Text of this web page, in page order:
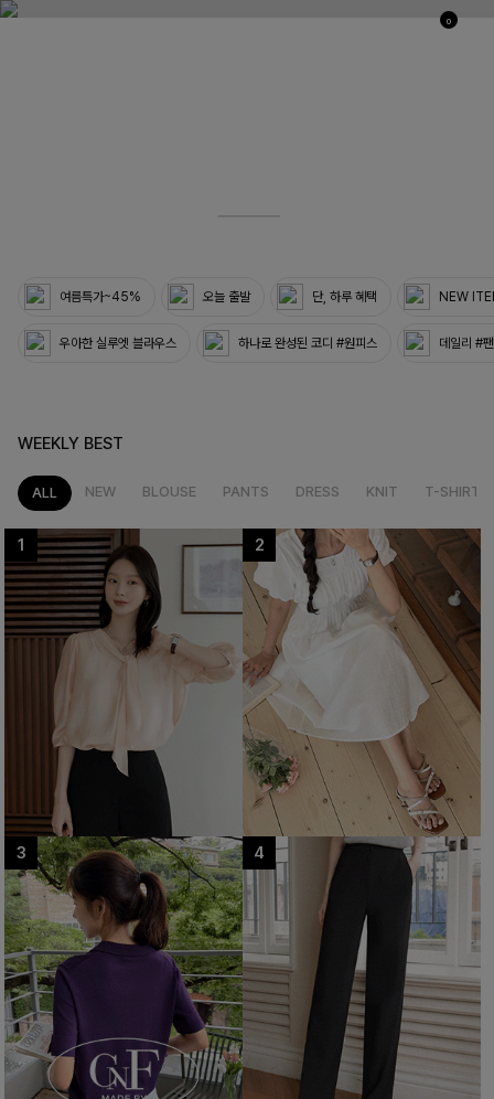
0
여름특가~45% 오늘 출발 단, 하루 혜택 NEW
우아한 실루엣 블라우스 하나로 완성된 코디 #원피스 데일리 #
WEEKLY BEST
ALL NEW BLOUSE PANTS DRESS KNIT T-SHIRT